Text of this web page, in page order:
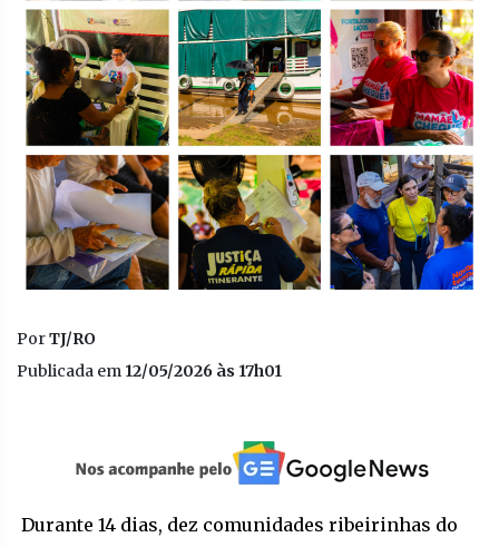
PorTJ/RO
Publicada em 12/05/2026 às 17h01
Durante 14 dias, dez comunidades ribeirinhas do